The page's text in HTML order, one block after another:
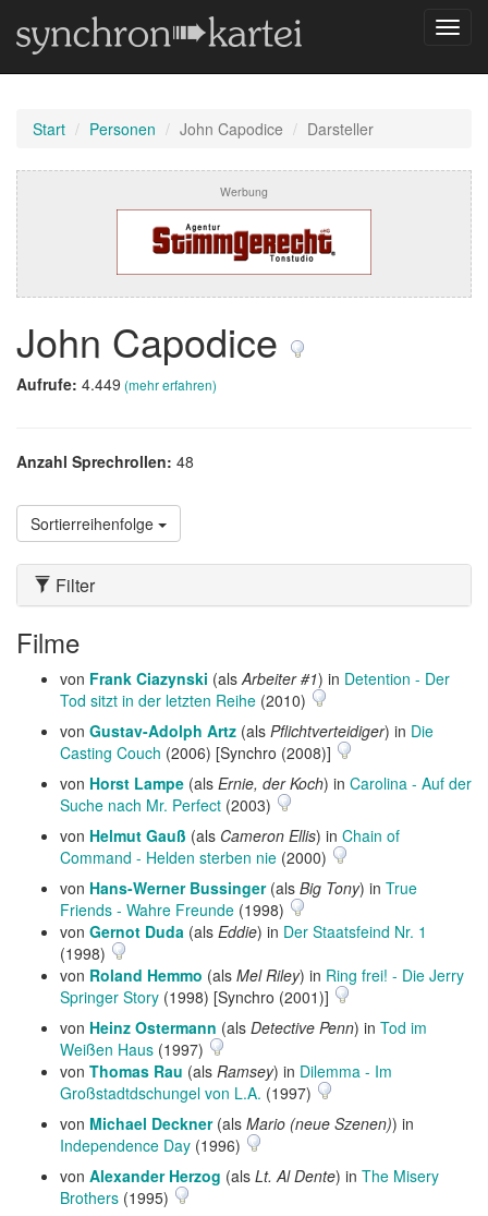
Start Personen John Capodice Darsteller
Werbung
John Capodice
Aufrufe: 4.449 (mehr erfahren)
Anzahl Sprechrollen: 48
Sortierreihenfolge
Filter
Filme
von Frank Ciazynski (alsArbeiter #1) in Detention - Der
Tod sitzt in der letzten Reihe (2010)
von Gustav-Adolph Artz (als Pflichtverteidiger) in Die
Casting Couch (2006) [Synchro (2008)]
von Horst Lampe (als Ernie, der Koch) in Carolina - Auf der
Suche nach Mr. Perfect (2003)
von Helmut Gauß (als Cameron Ellis) in Chain of
Command - Helden sterben nie (2000)
von Hans-Werner Bussinger(als Big Tony) in True
Friends - Wahre Freunde (1998)
von Gernot Duda (als Eddie) in Der Staatsfeind Nr. 1
(1998)
von Roland Hemmo (als Mel Riley) in Ring frei! - Die Jerry
Springer Story (1998) [Synchro (2001)]
von Heinz Ostermann (als Detective Penn) in Tod im
Weißen Haus (1997)
von Thomas Rau (als Ramsey) in Dilemma - Im
Großstadtdschungel von L.A. (1997)
von Michael Deckner(als Mario (neue Szenen)) in
Independence Day (1996)
von Alexander Herzog (als Lt. Al Dente) in The Misery
Brothers (1995)